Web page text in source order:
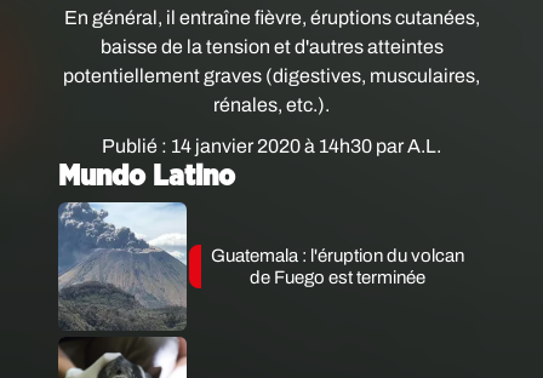
Publié : 14 janvier 2020 à 14h30 par A.L.
En général, il entraîne fièvre, éruptions cutanées,
baisse de la tension et d'autres atteintes
potentiellement graves (digestives, musculaires,
rénales, etc.).
Mundo Latino
Guatemala : l'éruption du volcan
de Fuego est terminée